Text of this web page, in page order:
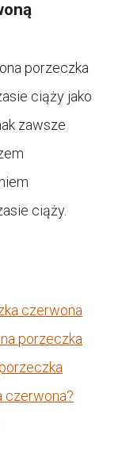
porzeczka
ciąży jako
zawsze
ciąży.
czerwona
porzeczka
czerwona?